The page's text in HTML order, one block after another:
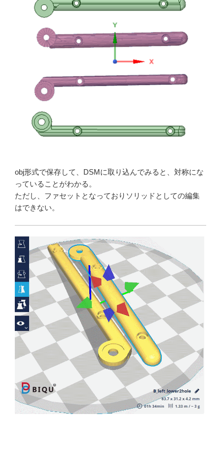
obj形式で保存して、DSMに取り込んでみると、対称にな
っていることがわかる。
ただし、ファセットとなっておりソリッドとしての編集
はできない。